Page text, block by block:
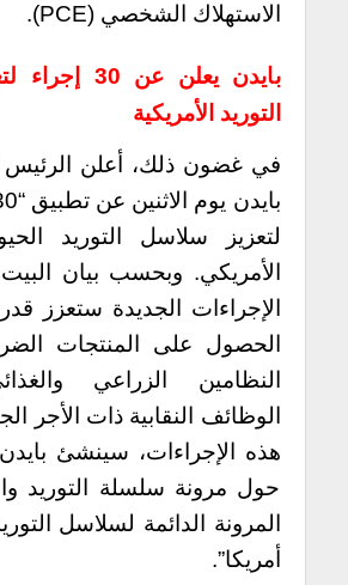
الاستهلاك الشخصي (PCE).
بايدن يعلن عن
التوريد الأمريكية
في غضون ذلك، أعلن الرئيس
لتعزيز سلاسل التوريد
الأمريكي. وبحسب بيان البيت
الإجراءات الجديدة ستعزز
الحصول على المنتجات
النظامين الزراعي
الوظائف النقابية ذات الأجر
هذه الإجراءات، سينشئ
حول مرونة سلسلة التوريد
المرونة الدائمة لسلاسل
أمريكا”.